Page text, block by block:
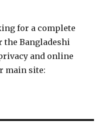
for a complete
Bangladeshi
and online
main site: